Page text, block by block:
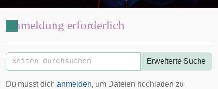
Anmeldung erforderlich
Erweiterte Suche
Du musst dich anmelden, um Dateien hochladen zu